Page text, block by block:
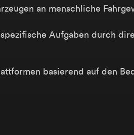
an menschliche
Aufgaben durch
basierend auf den